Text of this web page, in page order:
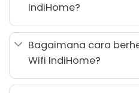
IndiHome?
Bagaimana cara
Wifi IndiHome?